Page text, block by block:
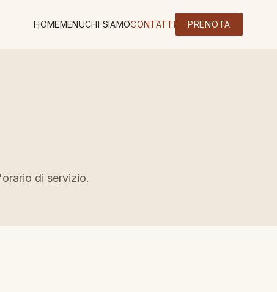
HOMEMENUCHI SIAMOCONTATTI PRENOTA
di servizio.